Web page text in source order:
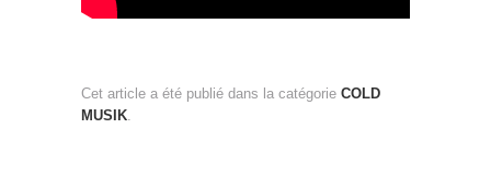
Cet article a été publié dans la catégorie COLD
MUSIK.